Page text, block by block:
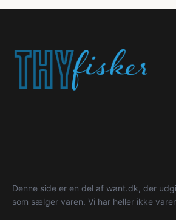
Denne side er en del af want.dk, der
som sælger varen. Vi har heller ikke